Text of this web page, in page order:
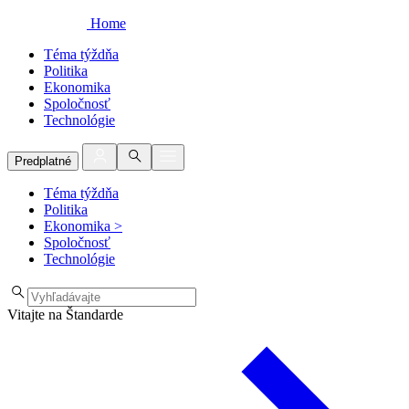
Home
Téma týždňa
Politika
Ekonomika
Spoločnosť
Technológie
Predplatné
Téma týždňa
Politika
Ekonomika >
Spoločnosť
Technológie
Vitajte na Štandarde